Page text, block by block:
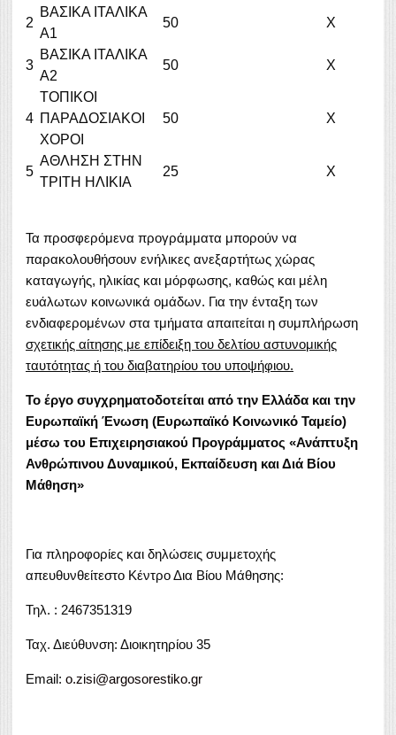
2
ΒΑΣΙΚΑ ΙΤΑΛΙΚΑ
Α1
50 Χ
3
ΒΑΣΙΚΑ ΙΤΑΛΙΚΑ
Α2
50 Χ
4
ΤΟΠΙΚΟΙ
ΠΑΡΑΔΟΣΙΑΚΟΙ
ΧΟΡΟΙ
50 Χ
5
ΑΘΛΗΣΗ ΣΤΗΝ
ΤΡΙΤΗ ΗΛΙΚΙΑ
25 Χ
Τα προσφερόμενα προγράμματα μπορούν να
παρακολουθήσουν ενήλικες ανεξαρτήτως χώρας
καταγωγής, ηλικίας και μόρφωσης, καθώς και μέλη
ευάλωτων κοινωνικά ομάδων. Για την ένταξη των
ενδιαφερομένων στα τμήματα απαιτείται η συμπλήρωση
σχετικής αίτησης με επίδειξη του δελτίου αστυνομικής
ταυτότητας ή του διαβατηρίου του υποψήφιου.
Το έργο συγχρηματοδοτείται από την Ελλάδα και την
Ευρωπαϊκή Ένωση (Ευρωπαϊκό Κοινωνικό Ταμείο)
μέσω του Επιχειρησιακού Προγράμματος «Ανάπτυξη
Ανθρώπινου Δυναμικού, Εκπαίδευση και Διά Βίου
Μάθηση»
Για πληροφορίες και δηλώσεις συμμετοχής
απευθυνθείτεστο Κέντρο Δια Βίου Μάθησης:
Τηλ. : 2467351319
Ταχ. Διεύθυνση: Διοικητηρίου 35
Email: o.zisi@argosorestiko.gr